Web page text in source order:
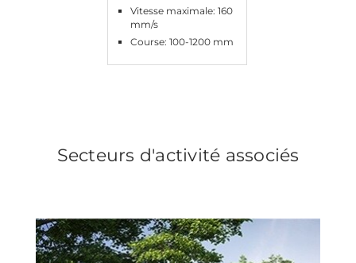
Vitesse maximale: 160
mm/s
Course: 100-1200 mm
Secteurs d'activité associés